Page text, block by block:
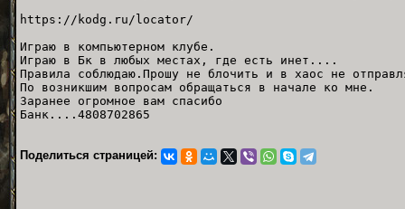
https://kodg.ru/locator/
Играю в компьютерном клубе.
Играю в Бк в любых местах, где есть инет....
Правила соблюдаю.Прошу не блочить и в хаос не
По возникшим вопросам обращаться в начале ко мне.
Заранее огромное вам спасибо
Банк....4808702865
Поделиться страницей: